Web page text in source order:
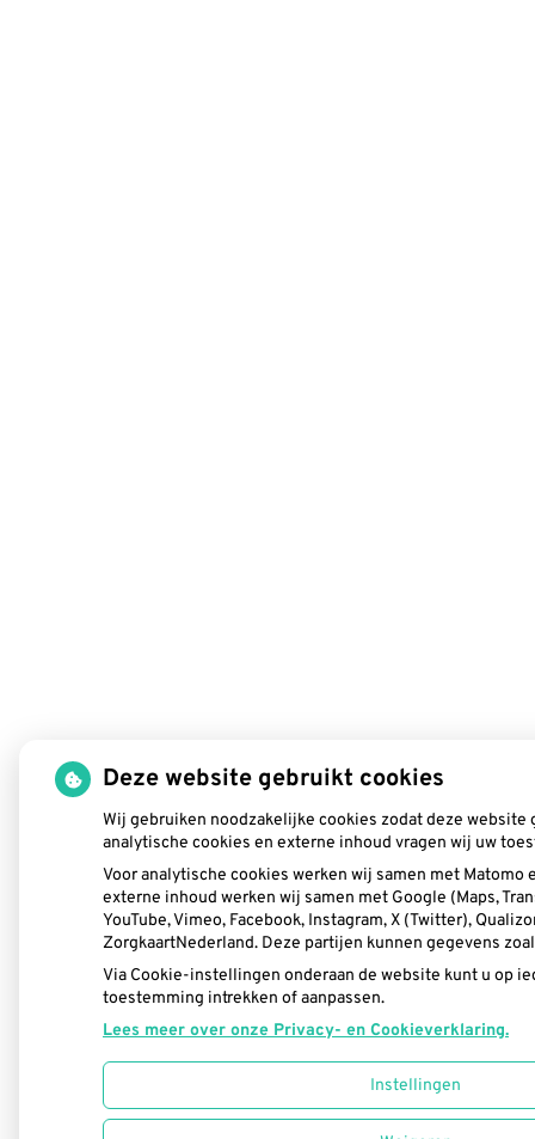
Deze website gebruikt cookies
Wij gebruiken noodzakelijke cookies zodat deze website
analytische cookies en externe inhoud vragen wij uw
Voor analytische cookies werken wij samen met Matomo
externe inhoud werken wij samen met Google (Maps,
YouTube, Vimeo, Facebook, Instagram, X (Twitter),
ZorgkaartNederland. Deze partijen kunnen gegevens
Via Cookie-instellingen onderaan de website kunt u op
toestemming intrekken of aanpassen.
Lees meer over onze Privacy- en Cookieverklaring.
Instellingen